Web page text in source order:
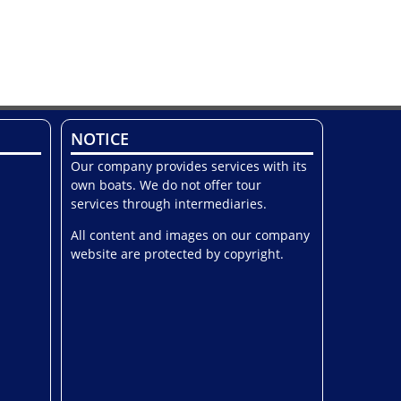
NOTICE
Our company provides services with its
own boats. We do not offer tour
services through intermediaries.
All content and images on our company
website are protected by copyright.